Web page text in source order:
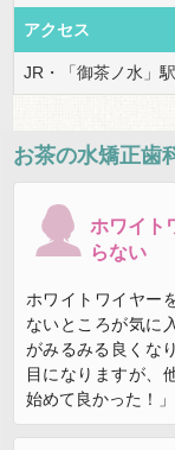
アクセス
JR・「御茶ノ水」
お茶の水矯正歯
ホワイト
らない
ホワイトワイヤー
ないところが気に
がみるみる良くな
目になりますが、
始めて良かった！